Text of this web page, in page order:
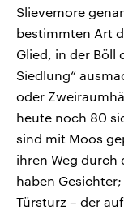
Slievemore
bestimmten Art
Glied, in der Böll
Siedlung“
oder
heute noch 80
sind mit Moos
ihren Weg durch
haben
Türsturz – der